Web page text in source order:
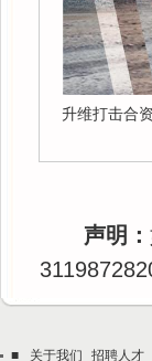
升维打击合
声明：
■ 关于我们 招聘人才